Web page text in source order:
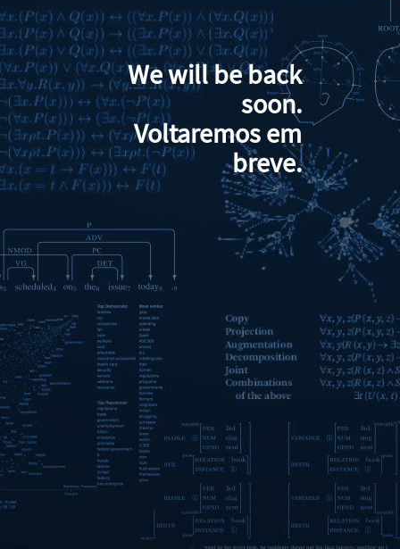
We will be back
soon.
Voltaremos em
breve.